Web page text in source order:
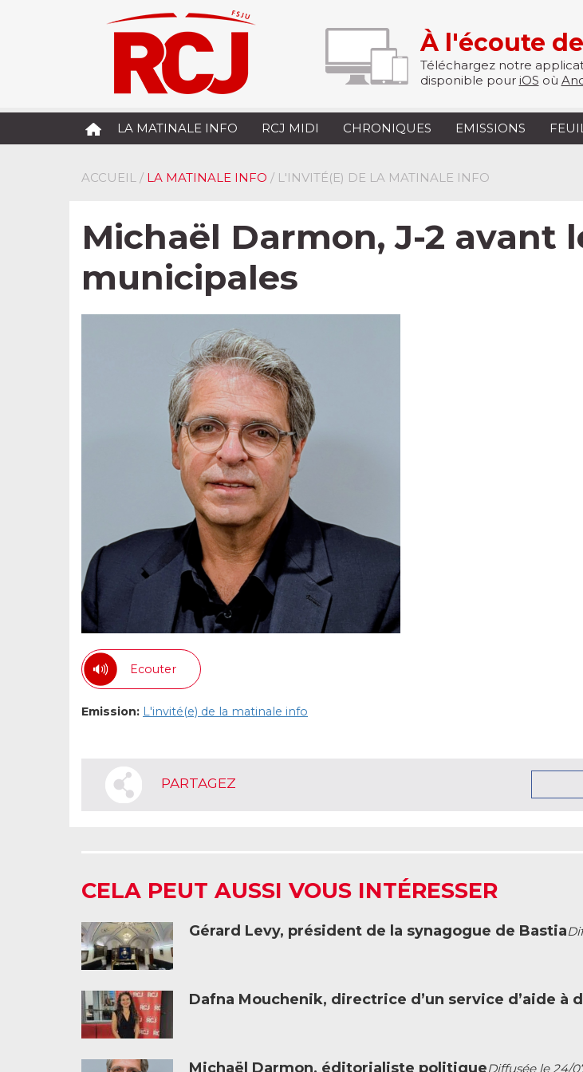
À l'écoute
Téléchargez notre
disponible pour iOS où
LA MATINALE INFO RCJ MIDI CHRONIQUES EMISSIONS
ACCUEIL / LA MATINALE INFO / L'INVITÉ(E) DE LA MATINALE INFO
Michaël Darmon, J-2 avant
municipales
Ecouter
Emission: L'invité(e) de la matinale info
PARTAGEZ
CELA PEUT AUSSI VOUS INTÉRESSER
Gérard Levy, président de la synagogue de Bastia
Dafna Mouchenik, directrice d’un service d’aide à
Michaël Darmon, éditorialiste politiqueDiffusée le 24/